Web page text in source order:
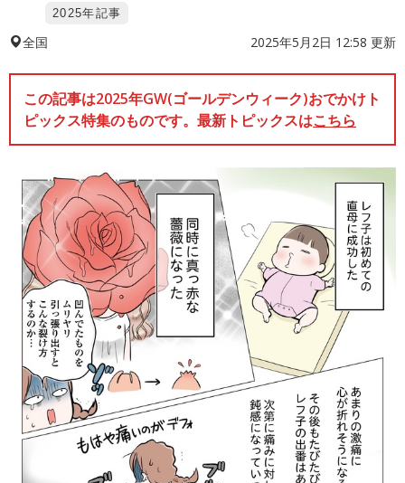
2025年記事
全国 2025年5月2日 12:58 更新
この記事は2025年GW(ゴールデンウィーク)おでかけト
ピックス特集のものです。最新トピックスはこちら